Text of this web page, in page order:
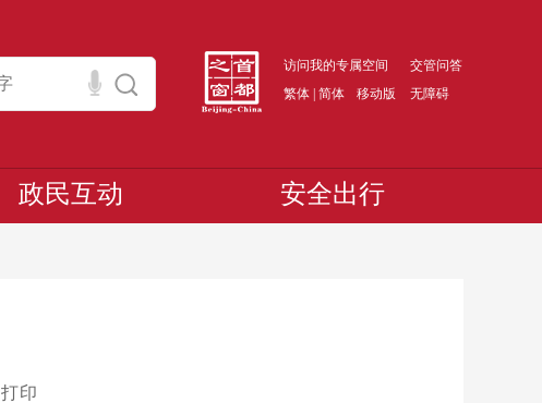
访问我的专属空间
交管问答
繁体 简体 移动版 无障碍
政民互动 安全出行
打印